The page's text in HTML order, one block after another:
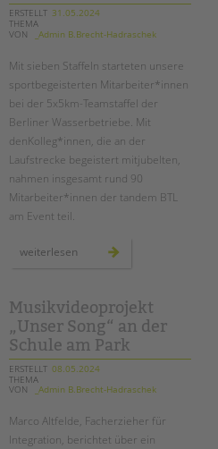
ERSTELLT 31.05.2024
THEMA
VON
_Admin B.Brecht-Hadraschek
Mit sieben Staffeln starteten unsere
sportbegeisterten Mitarbeiter*innen
bei der 5x5km-Teamstaffel der
Berliner Wasserbetriebe. Mit
denKolleg*innen, die an der
Laufstrecke begeistert mitjubelten,
nahmen insgesamt rund 90
Mitarbeiter*innen der tandem BTL
am Event teil.
weiterlesen sieben
tandem-
der
berliner
wasserbetriebe
Musikvideoprojekt
„Unser Song“ an der
Schule am Park
ERSTELLT 08.05.2024
THEMA
VON
_Admin B.Brecht-Hadraschek
Marco Altfelde, Facherzieher für
Integration, berichtet über ein